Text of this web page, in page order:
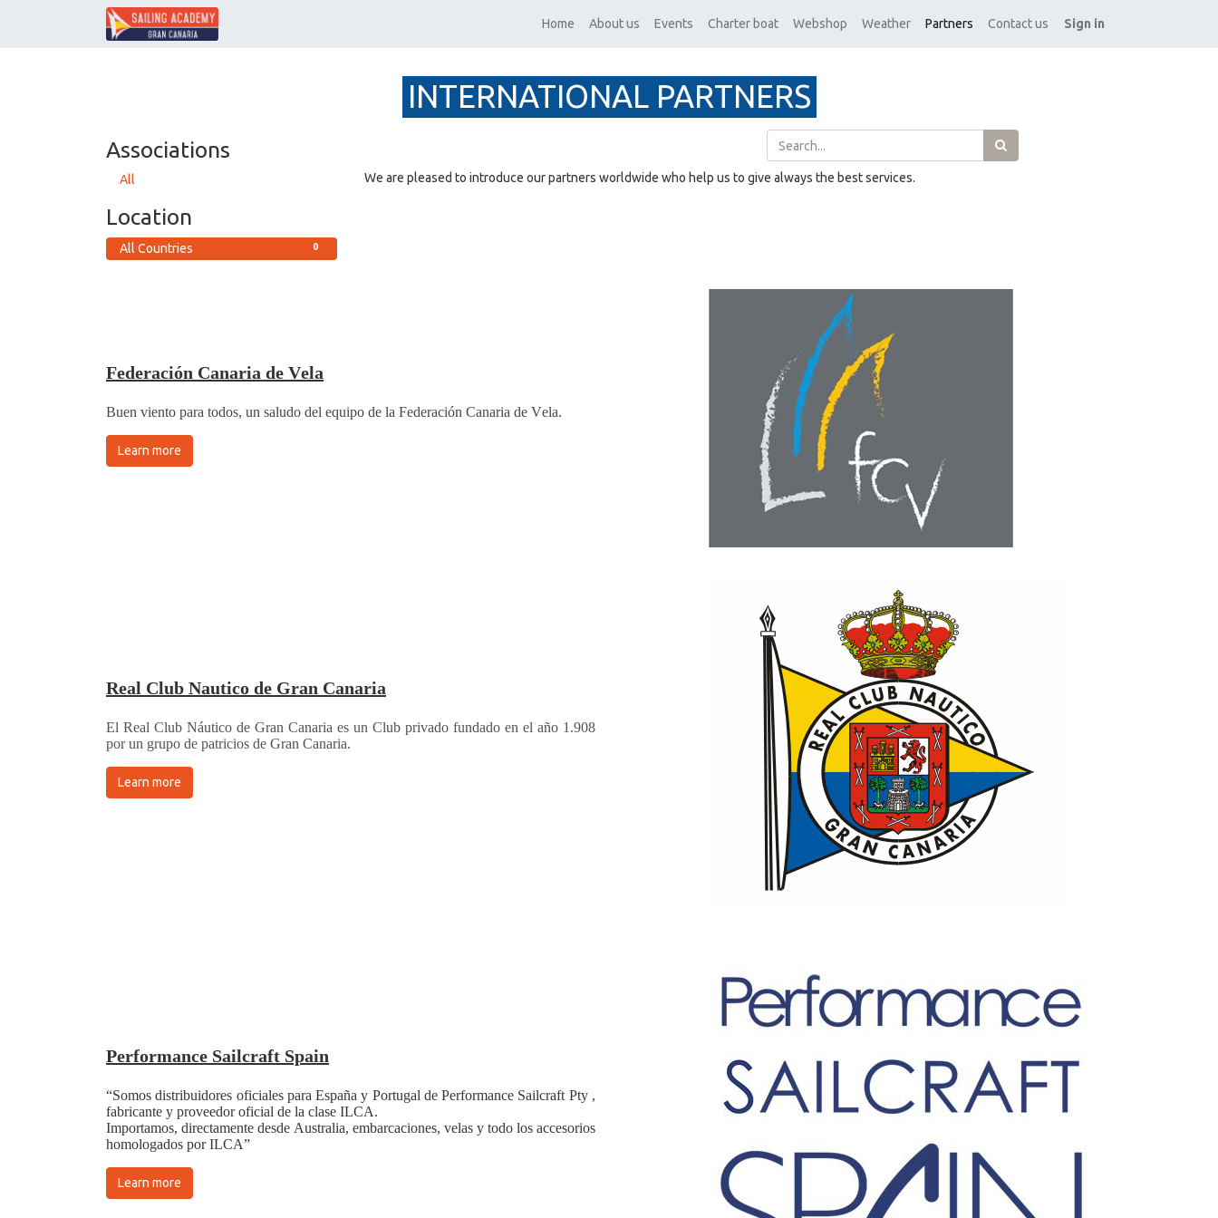
Home About us Events Charter boat Webshop Weather Partners Contact us Sign in
INTERNATIONAL PARTNERS
Associations
All
Location
All Countries 0
We are pleased to introduce our partners worldwide who help us to give always the best services.
Federación Canaria de Vela
Buen viento para todos, un saludo del equipo de la Federación Canaria de Vela.
Learn more
Real Club Nautico de Gran Canaria
El Real Club Náutico de Gran Canaria es un Club privado fundado en el año 1.908
por un grupo de patricios de Gran Canaria.
Learn more
Performance Sailcraft Spain
“Somos distribuidores oficiales para España y Portugal de Performance Sailcraft Pty ,
fabricante y proveedor oficial de la clase ILCA.
Importamos, directamente desde Australia, embarcaciones, velas y todo los accesorios
homologados por ILCA”
Learn more